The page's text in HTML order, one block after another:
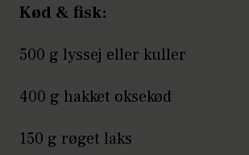
Kød & fisk:
500 g lyssej eller kuller
400 g hakket oksekød
150 g røget laks